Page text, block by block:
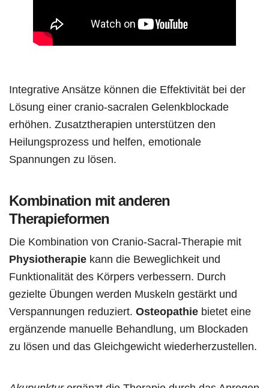
Integrative Ansätze können die Effektivität bei der
Lösung einer cranio-sacralen Gelenkblockade
erhöhen. Zusatztherapien unterstützen den
Heilungsprozess und helfen, emotionale
Spannungen zu lösen.
Kombination mit anderen
Therapieformen
Die Kombination von Cranio-Sacral-Therapie mit
Physiotherapie kann die Beweglichkeit und
Funktionalität des Körpers verbessern. Durch
gezielte Übungen werden Muskeln gestärkt und
Verspannungen reduziert. Osteopathie bietet eine
ergänzende manuelle Behandlung, um Blockaden
zu lösen und das Gleichgewicht wiederherzustellen.